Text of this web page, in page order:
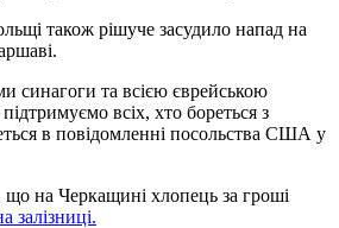
також рішуче засудило напад на
синагоги та всією єврейською
всіх, хто бореться з
в повідомленні посольства США у
що на Черкащині хлопець за гроші
залізниці.